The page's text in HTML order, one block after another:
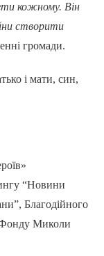
кожному. Він
створити
громади.
і мати, син,
“Новини
Благодійного
Миколи